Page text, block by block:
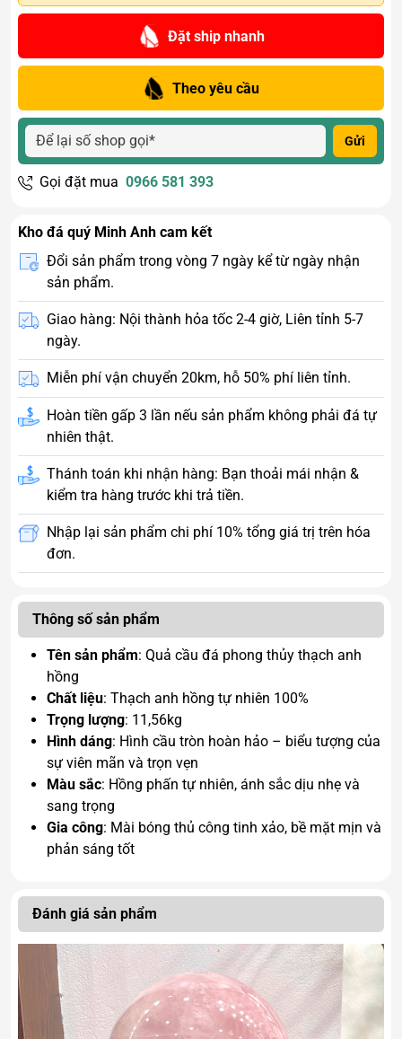
Đặt ship nhanh
Theo yêu cầu
Gửi
Gọi đặt mua 0966 581 393
Kho đá quý Minh Anh cam kết
Đổi sản phẩm trong vòng 7 ngày kể từ ngày nhận
sản phẩm.
Giao hàng: Nội thành hỏa tốc 2-4 giờ, Liên tỉnh 5-7
ngày.
Miễn phí vận chuyển 20km, hỗ 50% phí liên tỉnh.
Hoàn tiền gấp 3 lần nếu sản phẩm không phải đá tự
nhiên thật.
Thánh toán khi nhận hàng: Bạn thoải mái nhận &
kiểm tra hàng trước khi trả tiền.
Nhập lại sản phẩm chi phí 10% tổng giá trị trên hóa
đơn.
Thông số sản phẩm
Tên sản phẩm: Quả cầu đá phong thủy thạch anh
hồng
Chất liệu: Thạch anh hồng tự nhiên 100%
Trọng lượng: 11,56kg
Hình dáng: Hình cầu tròn hoàn hảo – biểu tượng của
sự viên mãn và trọn vẹn
Màu sắc: Hồng phấn tự nhiên, ánh sắc dịu nhẹ và
sang trọng
Gia công: Mài bóng thủ công tinh xảo, bề mặt mịn và
phản sáng tốt
Đánh giá sản phẩm